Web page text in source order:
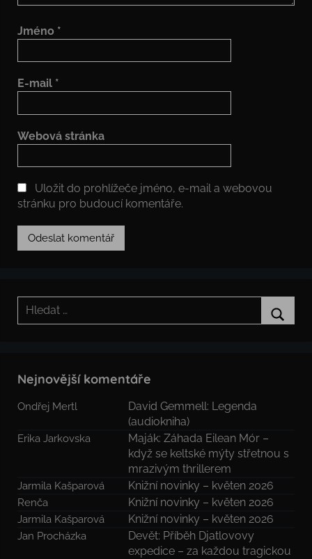
Jméno *
E-mail *
Webová stránka
Uložit do prohlížeče jméno, e-mail a webovou
stránku pro budoucí komentáře.
Hledat:
Nejnovější komentáře
Ondřej Mertl
David Gemmell: Legenda
(audiokniha)
Erika Jarkovska
Maják: Záhada Eilean Mór –
když se keltské mýty střetnou s
mrazivým thrillerem
Jarmila Kašparová Knižní novinky – květen 2026
Renča Knižní novinky – květen 2026
Jarmila Kašparová Knižní novinky – květen 2026
Jan Procházka
Devět: Příběh Djatlovovy
expedice – za každou tragickou